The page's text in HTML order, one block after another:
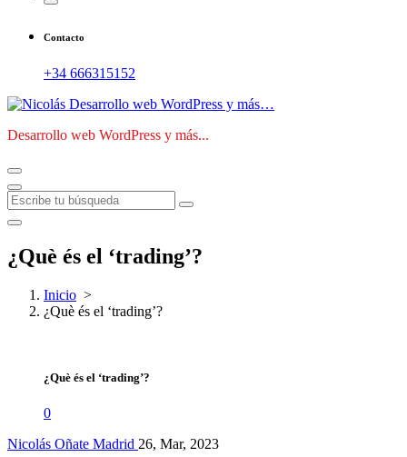
Contacto
+34 666315152
Desarrollo web WordPress y más...
¿Què és el ‘trading’?
Inicio >
¿Què és el ‘trading’?
¿Què és el ‘trading’?
0
Nicolás Oñate Madrid 26, Mar, 2023